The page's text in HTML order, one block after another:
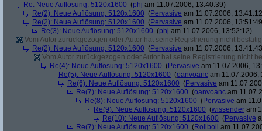
Re: Neue Auflösung: 5120x1600 (phj am 11.07.2006, 13:40:39)
Re(2): Neue Auflösung: 5120x1600 (Pervasive am 11.07.2006,
Re(2): Neue Auflösung: 5120x1600 (Pervasive am 11.07.2006,
Re(3): Neue Auflösung: 5120x1600 (phj am 11.07.2006, 13:52:12)
Vom Autor zurückgezogen oder Autor hat seine Registrierung nicht
Re(2): Neue Auflösung: 5120x1600 (Pervasive am 11.07.2006,
Vom Autor zurückgezogen oder Autor hat seine Registrierung nicht
Re(4): Neue Auflösung: 5120x1600 (Pervasive am 11.07.2006,
Re(5): Neue Auflösung: 5120x1600 (oanvoanc am 11.07.2006,
Re(6): Neue Auflösung: 5120x1600 (Pervasive am
Re(7): Neue Auflösung: 5120x1600 (oanvoanc am
Re(8): Neue Auflösung: 5120x1600 (Pervasive am
Re(9): Neue Auflösung: 5120x1600 (wissender am
Re(10): Neue Auflösung: 5120x1600 (Pervasive
Re(7): Neue Auflösung: 5120x1600 (Roliboli am